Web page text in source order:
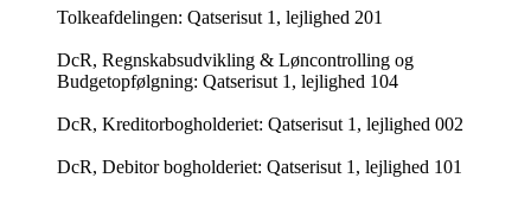
Tolkeafdelingen: Qatserisut 1, lejlighed 201
DcR, Regnskabsudvikling & Løncontrolling og
Budgetopfølgning: Qatserisut 1, lejlighed 104
DcR, Kreditorbogholderiet: Qatserisut 1, lejlighed 002
DcR, Debitor bogholderiet: Qatserisut 1, lejlighed 101